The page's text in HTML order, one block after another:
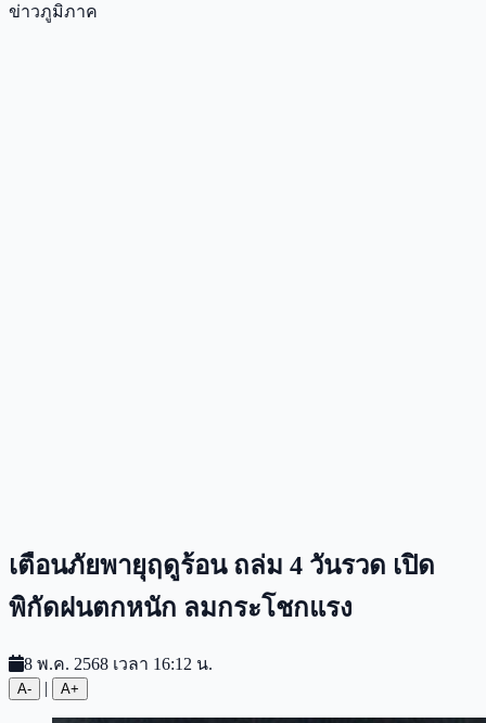
ข่าวภูมิภาค
เตือนภัยพายุฤดูร้อน ถล่ม 4 วันรวด เปิด
พิกัดฝนตกหนัก ลมกระโชกแรง
8 พ.ค. 2568 เวลา 16:12 น.
A- | A+